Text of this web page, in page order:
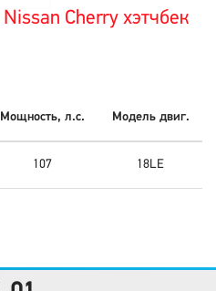
Cherry хэтчбек
Мощность, л.с. Модель двиг.
107 18LE